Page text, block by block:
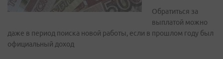
Обратиться за
выплатой можно
даже в период поиска новой работы, если в прошлом году был
официальный доход